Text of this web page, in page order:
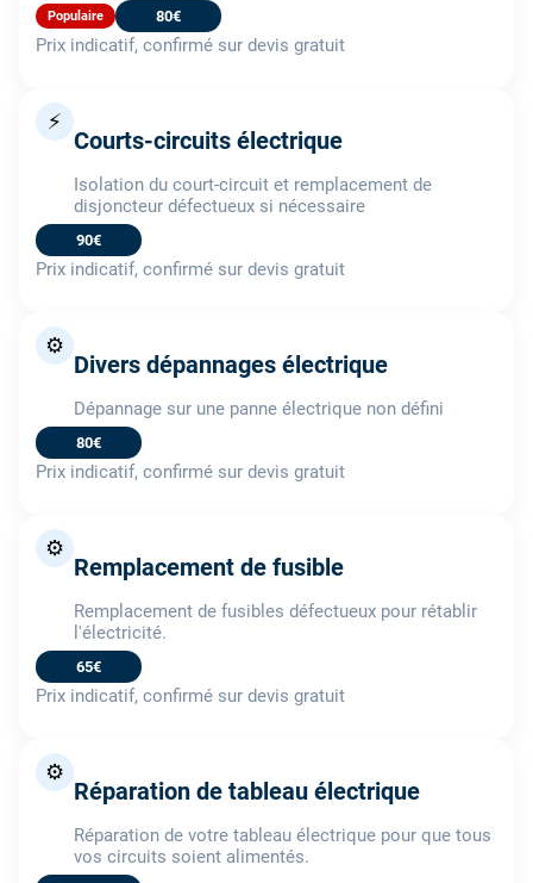
Populaire 80€
Prix indicatif, confirmé sur devis gratuit
⚡
Courts-circuits électrique
Isolation du court-circuit et remplacement de
disjoncteur défectueux si nécessaire
90€
Prix indicatif, confirmé sur devis gratuit
⚙️
Divers dépannages électrique
Dépannage sur une panne électrique non défini
80€
Prix indicatif, confirmé sur devis gratuit
⚙️
Remplacement de fusible
Remplacement de fusibles défectueux pour rétablir
l'électricité.
65€
Prix indicatif, confirmé sur devis gratuit
⚙️
Réparation de tableau électrique
Réparation de votre tableau électrique pour que tous
vos circuits soient alimentés.